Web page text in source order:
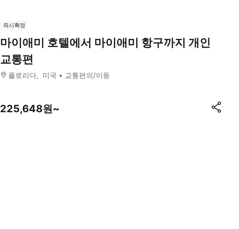
즉시확정
마이애미 호텔에서 마이애미 항구까지 개인
교통편
플로리다 미국 교통편의/이동
225,648원~